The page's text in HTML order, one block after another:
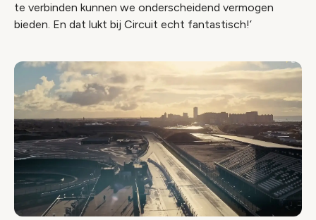
te verbinden kunnen we onderscheidend vermogen
bieden. En dat lukt bij Circuit echt fantastisch!’